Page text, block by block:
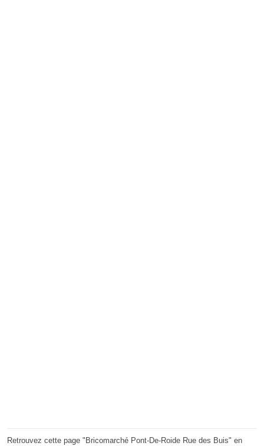
Retrouvez cette page "Bricomarché Pont-De-Roide Rue des Buis" en